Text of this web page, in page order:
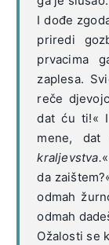
I dođe
priredi
prvacima
zaplesa.
reče
dat ću ti!«
mene,
kraljevstva.
da
odmah
odmah
Ožalosti se